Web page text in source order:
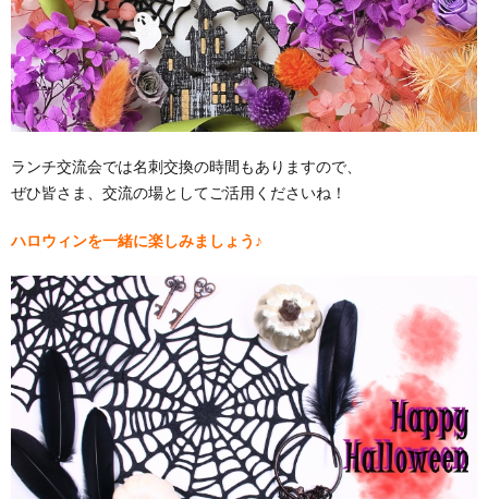
ランチ交流会では名刺交換の時間もありますので、
ぜひ皆さま、交流の場としてご活用くださいね！
ハロウィンを一緒に楽しみましょう♪